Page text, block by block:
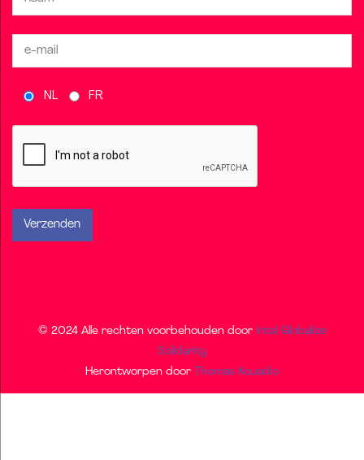
NL FR
© 2024 Alle rechten voorbehouden door Intal Globalize
Solidarity
Herontworpen door Thomas Kouadio